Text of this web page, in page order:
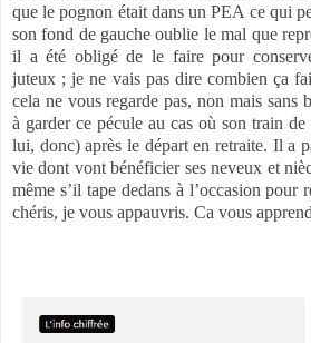
que le pognon était dans un PEA ce qui
son fond de gauche oublie le mal que
il a été obligé de le faire pour
juteux ; je ne vais pas dire combien ça
cela ne vous regarde pas, non mais sans
à garder ce pécule au cas où son train
lui, donc) après le départ en retraite. Il a
vie dont vont bénéficier ses neveux et
même s’il tape dedans à l’occasion pour
chéris, je vous appauvris. Ca vous